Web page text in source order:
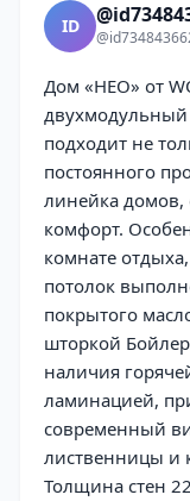
ID
Дом «НЕО» от
подходит не
постоянного
линейка домов,
комфорт.
комнате
потолок
покрытого
шторкой
наличия
ламинацией,
современный
лиственницы и
Толщина стен